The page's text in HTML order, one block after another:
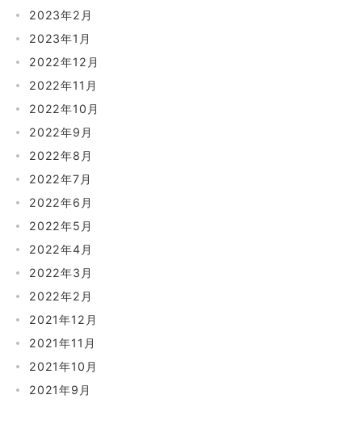
2023年2月
2023年1月
2022年12月
2022年11月
2022年10月
2022年9月
2022年8月
2022年7月
2022年6月
2022年5月
2022年4月
2022年3月
2022年2月
2021年12月
2021年11月
2021年10月
2021年9月